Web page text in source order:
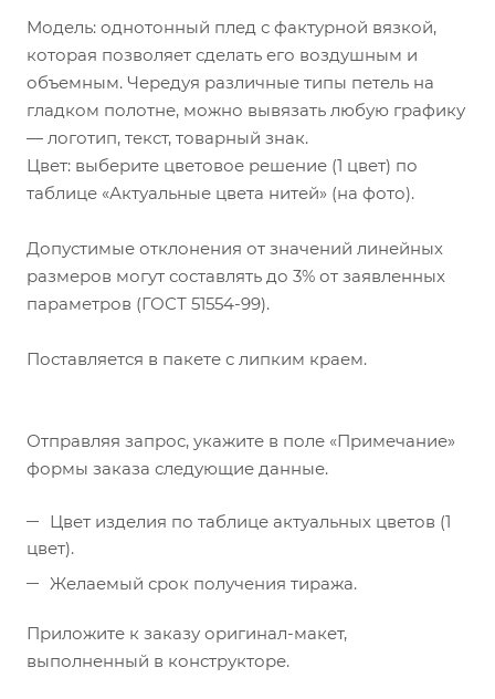
Модель: однотонный плед с фактурной вязкой,
которая позволяет сделать его воздушным и
объемным. Чередуя различные типы петель на
гладком полотне, можно вывязать любую графику
— логотип, текст, товарный знак.
Цвет: выберите цветовое решение (1 цвет) по
таблице «Актуальные цвета нитей» (на фото).
Допустимые отклонения от значений линейных
размеров могут составлять до 3% от заявленных
параметров (ГОСТ 51554-99).
Поставляется в пакете с липким краем.
Отправляя запрос, укажите в поле «Примечание»
формы заказа следующие данные.
Цвет изделия по таблице актуальных цветов (1
цвет).
Желаемый срок получения тиража.
Приложите к заказу оригинал-макет,
выполненный в конструкторе.